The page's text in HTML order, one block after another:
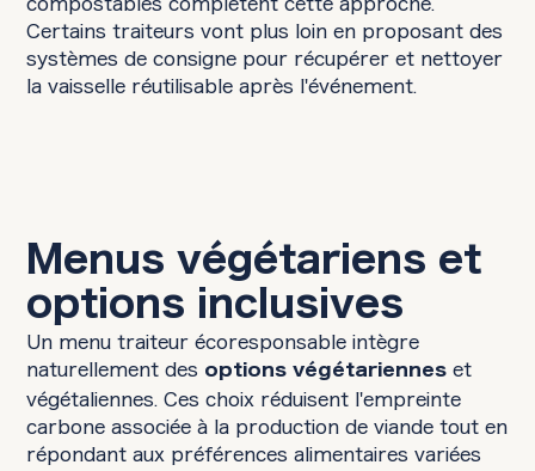
Certains traiteurs vont plus loin en proposant des
systèmes de consigne pour récupérer et nettoyer
la vaisselle réutilisable après l'événement.
Menus végétariens et
options inclusives
Un menu traiteur écoresponsable intègre
naturellement des options végétarienneset
végétaliennes. Ces choix réduisent l'empreinte
carbone associée à la production de viande tout en
répondant aux préférences alimentaires variées